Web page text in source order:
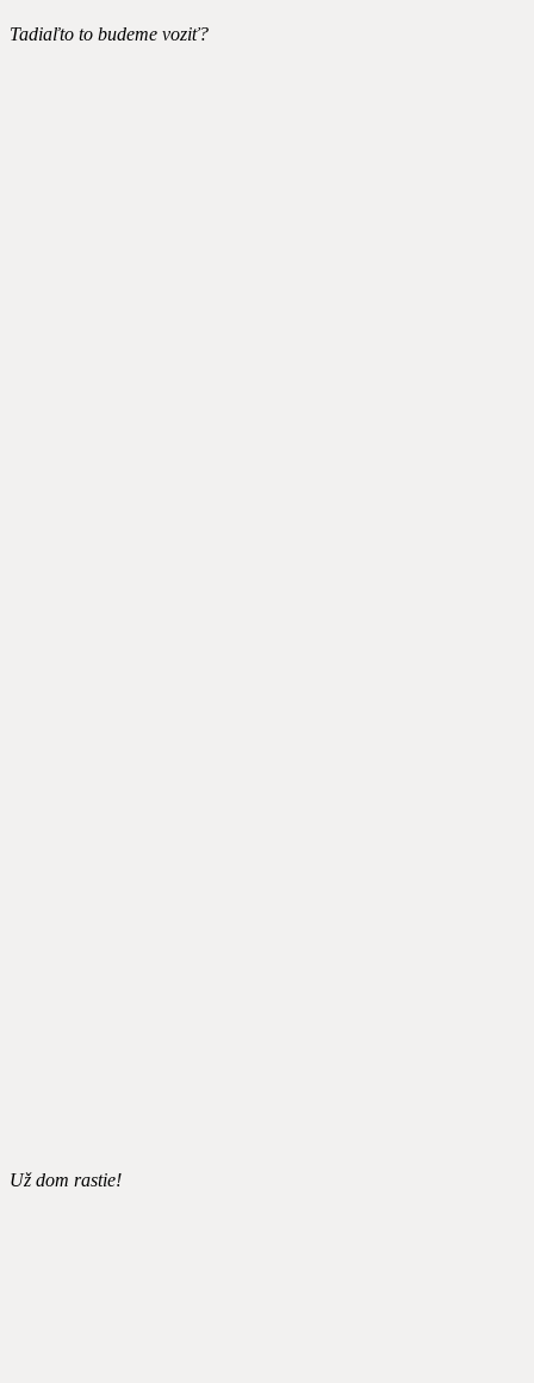
Tadiaľto to budeme voziť?
Už dom rastie!